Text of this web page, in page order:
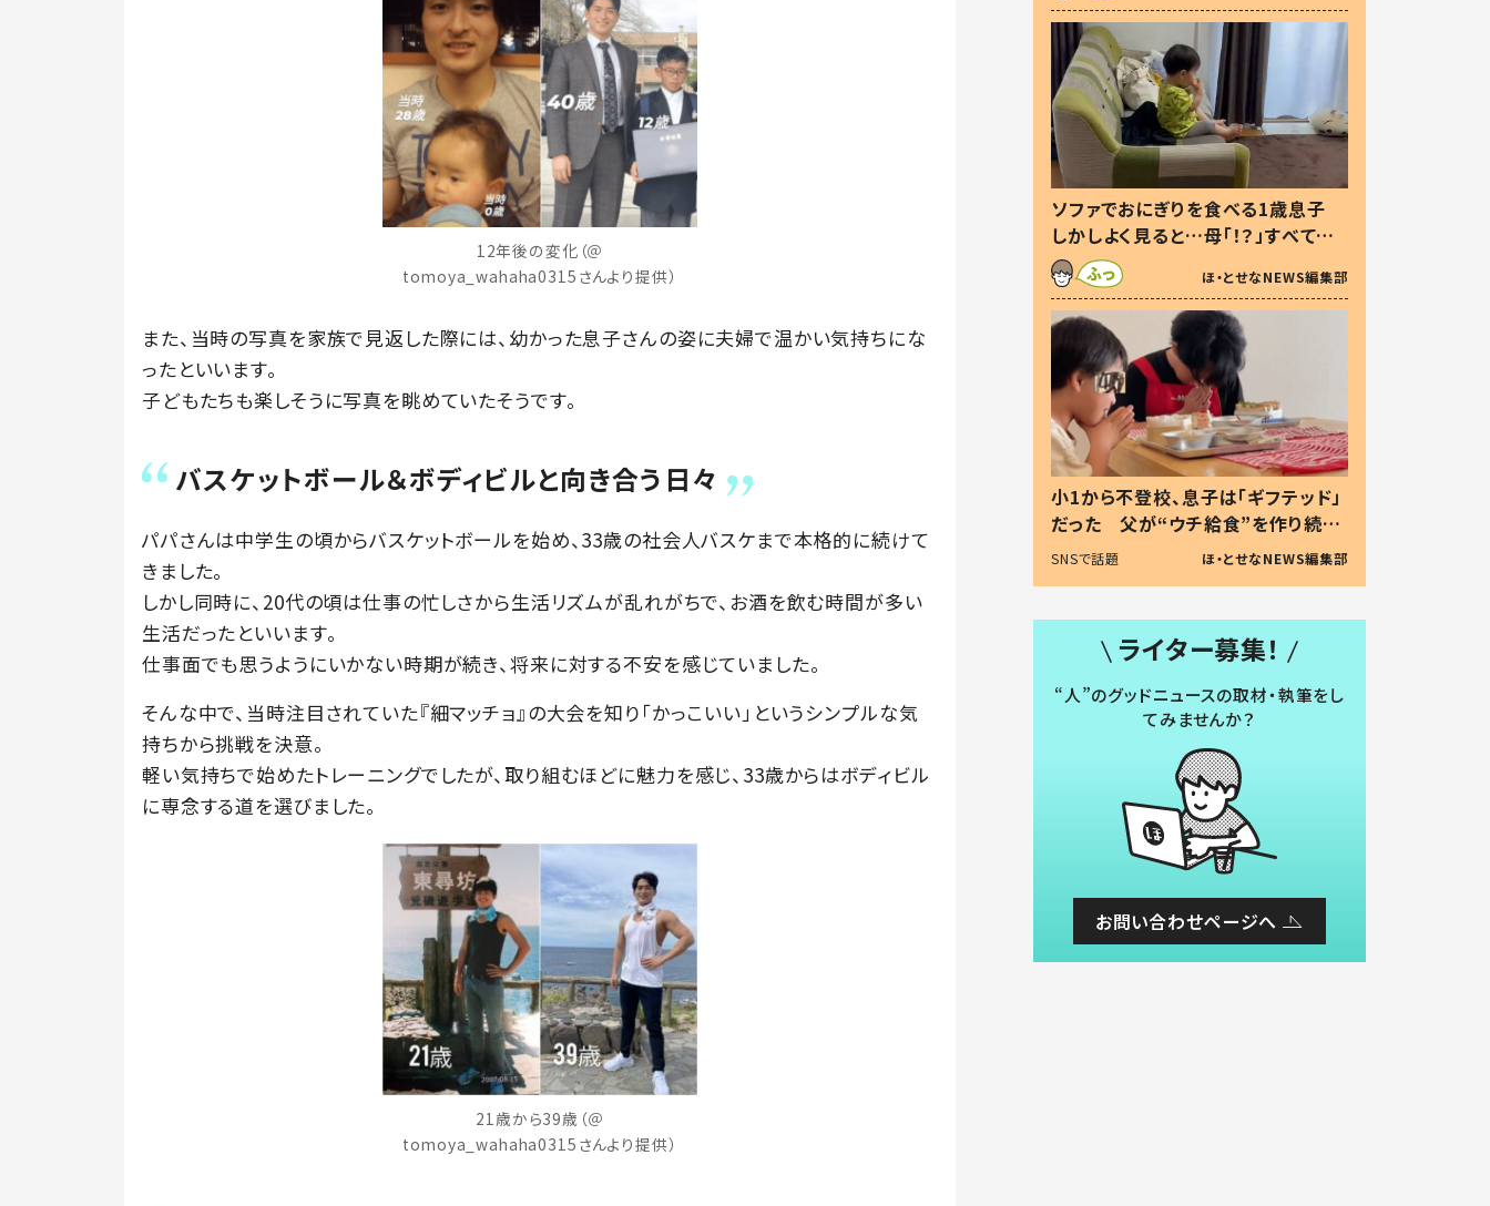
12年後の変化（＠
tomoya_wahaha0315さんより提供）
また、当時の写真を家族で見返した際には、幼かった息子さんの姿に夫婦で温かい気持ちにな
ったといいます。
子どもたちも楽しそうに写真を眺めていたそうです。
バスケットボール＆ボディビルと向き合う日々
パパさんは中学生の頃からバスケットボールを始め、33歳の社会人バスケまで本格的に続けて
きました。
しかし同時に、20代の頃は仕事の忙しさから生活リズムが乱れがちで、お酒を飲む時間が多い
生活だったといいます。
仕事面でも思うようにいかない時期が続き、将来に対する不安を感じていました。
そんな中で、当時注目されていた『細マッチョ』の大会を知り「かっこいい」というシンプルな気
持ちから挑戦を決意。
軽い気持ちで始めたトレーニングでしたが、取り組むほどに魅力を感じ、33歳からはボディビル
に専念する道を選びました。
21歳から39歳（＠
tomoya_wahaha0315さんより提供）
ソファでおにぎりを食べる1歳息子
しかしよく見ると…母「！？」すべてを
察した母の投稿に「可愛いから許
す！」「現行犯〜」
ほ・とせなNEWS編集部
小1から不登校、息子は「ギフテッド」
だった 父が“ウチ給食”を作り続け
る理由とは #令和の親 #令和の子
SNSで話題 ほ・とせなNEWS編集部
ライター募集！
“人”のグッドニュースの取材・執筆をし
てみませんか？
お問い合わせページへ